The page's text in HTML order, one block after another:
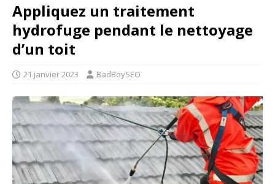
Appliquez un traitement
hydrofuge pendant le nettoyage
d’un toit
21 janvier 2023 BadBoySEO